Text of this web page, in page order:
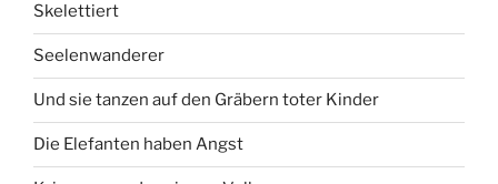
Skelettiert
Seelenwanderer
Und sie tanzen auf den Gräbern toter Kinder
Die Elefanten haben Angst